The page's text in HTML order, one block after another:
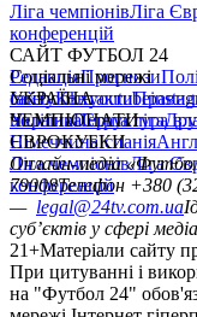
Ліга чемпіонівЛіга
конференцій
САЙТ ФУТБОЛ 24
РедакціяПрогнози
сайтуКонтакти
політикаСтруктура
Соціальні мережі
facebookxyoutube
УКРАЇНА
УкраїнаПерша ліга
ЧЕМПІОНАТИ
НімеччинаІспанія
ЄВРОКУБКИ
Ліга чемпіонівЛіга
конференцій
Онлайн-медіа
79008Телефон +380
— legal@24tv.com.ua
суб’єктів у сфері
21+Матеріали сайту
При цитуванні і
на "Футбол 24"